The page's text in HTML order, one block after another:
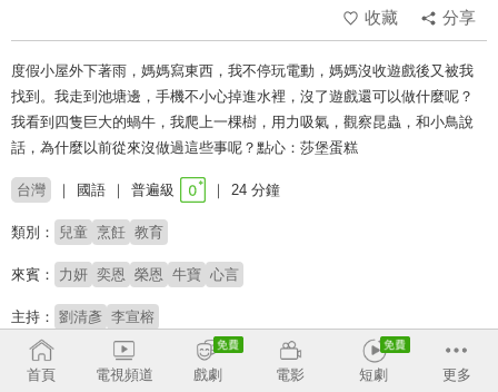
收藏
分享
度假小屋外下著雨，媽媽寫東西，我不停玩電動，媽媽沒收遊戲後又被我
找到。我走到池塘邊，手機不小心掉進水裡，沒了遊戲還可以做什麼呢？
我看到四隻巨大的蝸牛，我爬上一棵樹，用力吸氣，觀察昆蟲，和小鳥說
話，為什麼以前從來沒做過這些事呢？點心：莎堡蛋糕
台灣 國語 普遍級 24 分鐘
類別： 兒童 烹飪 教育
來賓： 力妍 奕恩 榮恩 牛寶 心言
主持： 劉清彥 李宣榕
首頁 電視頻道 戲劇 電影 短劇 更多